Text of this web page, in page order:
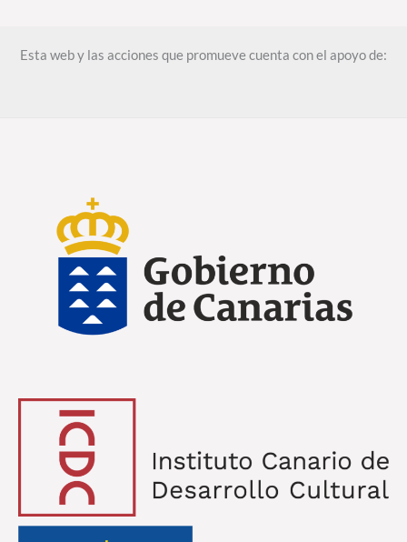
Esta web y las acciones que promueve cuenta con el apoyo de: